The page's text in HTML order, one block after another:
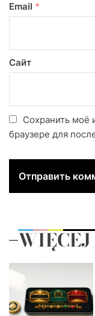
Email *
Сайт
Сохранить моё
браузере для